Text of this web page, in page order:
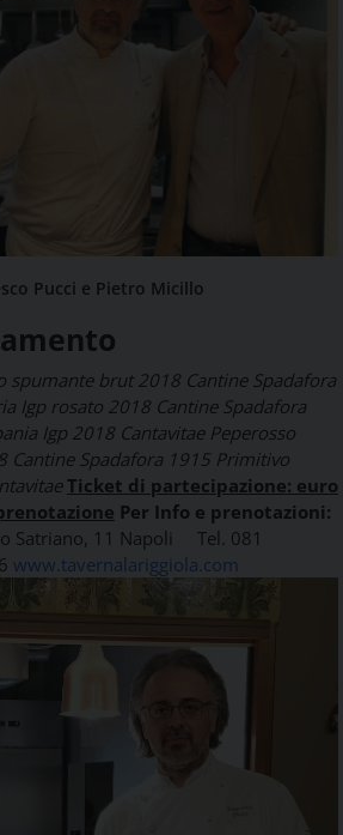
Pucci e Pietro Micillo
spumante brut 2018 Cantine Spadafora
Igp rosato 2018 Cantine Spadafora
Igp 2018 Cantavitae Peperosso
Cantine Spadafora 1915 Primitivo
Ticket di partecipazione: euro
Per Info e prenotazioni:
Satriano, 11 Napoli Tel. 081
www.tavernalariggiola.com